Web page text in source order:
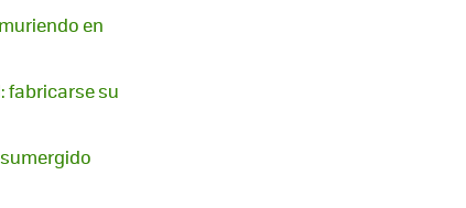
en
fabricarse su